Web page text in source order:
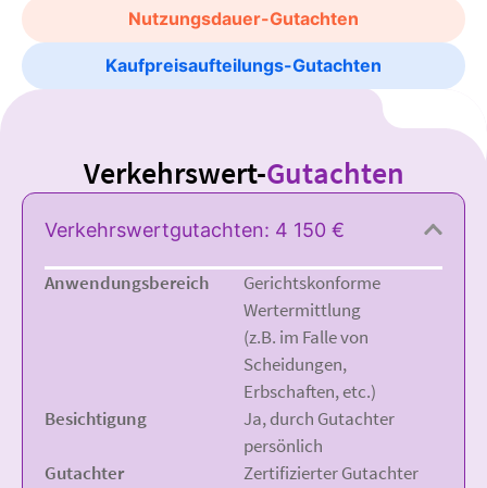
Nutzungsdauer-Gutachten
Kaufpreisaufteilungs-Gutachten
Verkehrswert-Gutachten
Verkehrswertgutachten: 4 150 €
Anwendungsbereich
Gerichtskonforme
Wertermittlung
(z.B. im Falle von
Scheidungen,
Erbschaften, etc.)
Besichtigung
Ja, durch Gutachter
persönlich
Gutachter
Zertifizierter Gutachter